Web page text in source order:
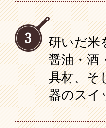
研いだ米
醤油・酒
具材、そ
器のスイ